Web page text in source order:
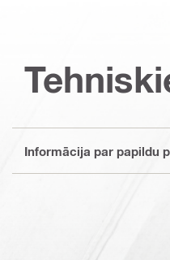
Informācija par papildu